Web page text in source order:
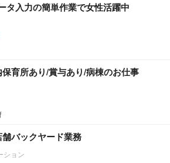
タ入力の簡単作業で女性活躍中
育所あり/賞与あり/病棟のお仕事
バックヤード業務
ション